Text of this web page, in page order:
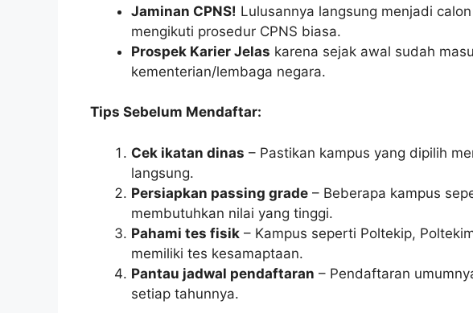
Jaminan CPNS! Lulusannya langsung menjadi
mengikuti prosedur CPNS biasa.
Prospek Karier Jelas karena sejak awal sudah
kementerian/lembaga negara.
Tips Sebelum Mendaftar:
Cek ikatan dinas – Pastikan kampus yang dipilih
langsung.
Persiapkan passing grade – Beberapa kampus
membutuhkan nilai yang tinggi.
Pahami tes fisik – Kampus seperti Poltekip,
memiliki tes kesamaptaan.
Pantau jadwal pendaftaran – Pendaftaran
setiap tahunnya.